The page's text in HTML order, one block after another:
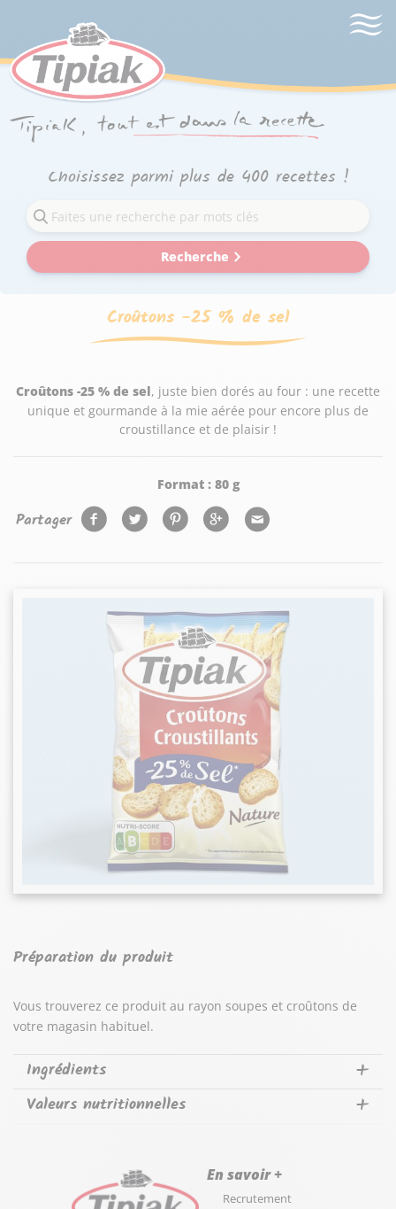
Choisissez parmi plus de 400 recettes !
Recherche
Croûtons -25 % de sel
Croûtons -25 % de sel, juste bien dorés au four : une recette
unique et gourmande à la mie aérée pour encore plus de
croustillance et de plaisir !
Format : 80 g
Partager
Préparation du produit
Vous trouverez ce produit au rayon soupes et croûtons de
votre magasin habituel.
Ingrédients
Valeurs nutritionnelles
En savoir +
Recrutement